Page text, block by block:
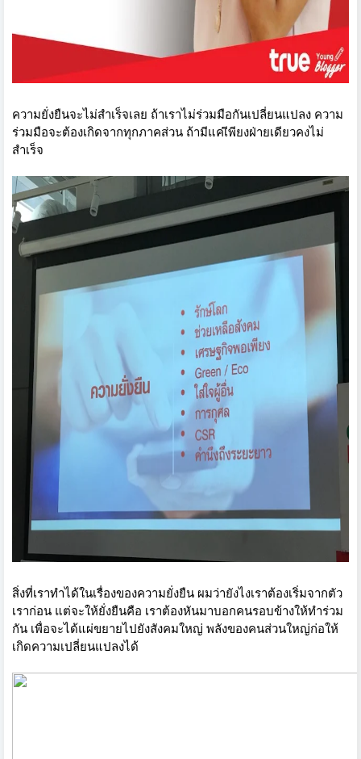
ความยั่งยืนจะไม่สำเร็จเลย ถ้าเราไม่ร่วมมือกันเปลี่ยนแปลง ความ
ร่วมมือจะต้องเกิดจากทุกภาคส่วน ถ้ามีแค่เีพียงฝ่ายเดียวคงไม่
สำเร็จ
สิ่งที่เราทำได้ในเรื่องของความยั่งยืน ผมว่ายังไงเราต้องเริ่มจากตัว
เราก่อน แต่จะให้ยั่งยืนคือ เราต้องหันมาบอกคนรอบข้างให้ทำร่วม
กัน เพื่อจะได้แผ่ขยายไปยังสังคมใหญ่ พลังของคนส่วนใหญ่ก่อให้
เกิดความเปลี่ยนแปลงได้